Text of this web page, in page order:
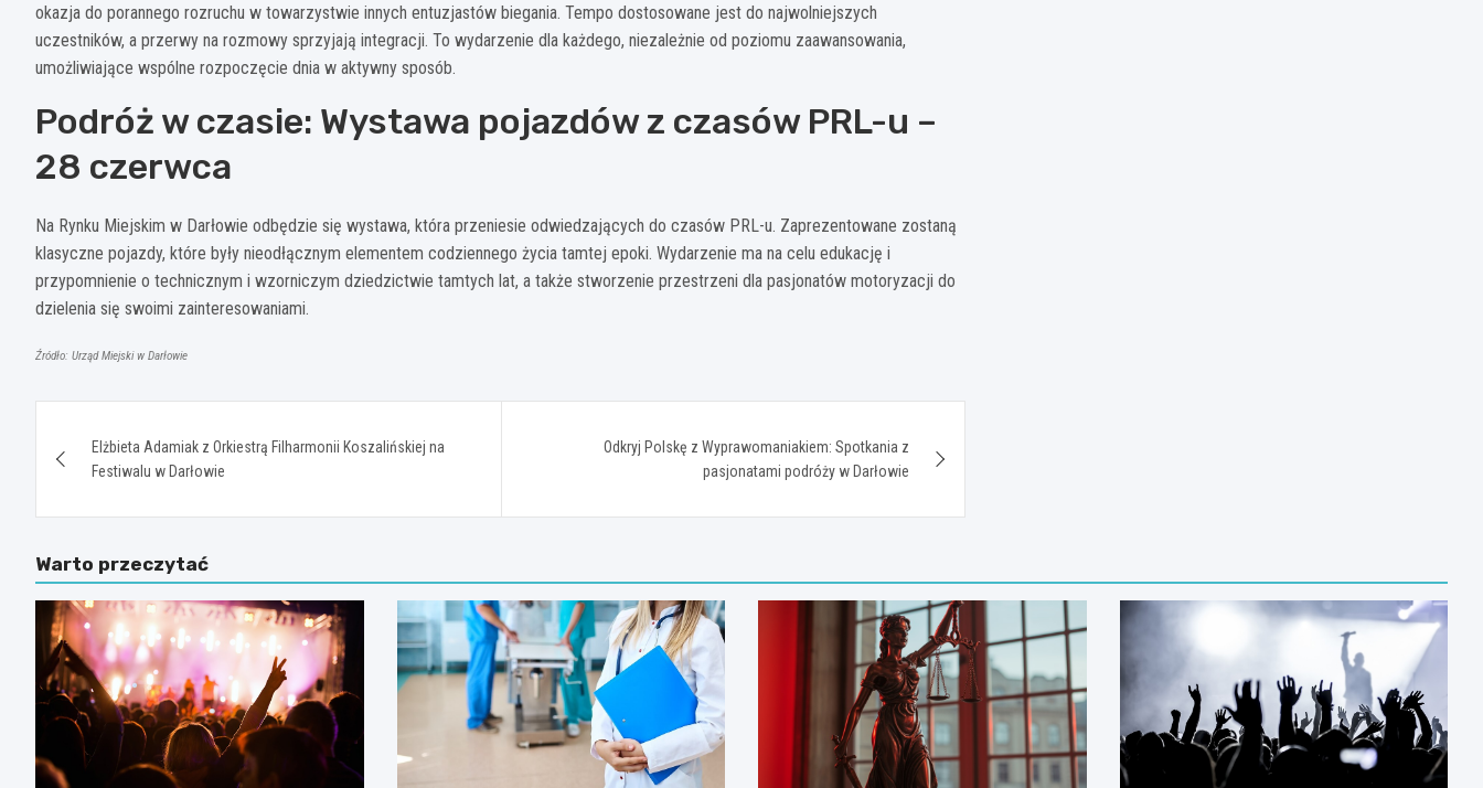
okazja do porannego rozruchu w towarzystwie innych entuzjastów biegania. Tempo dostosowane jest do najwolniejszych
uczestników, a przerwy na rozmowy sprzyjają integracji. To wydarzenie dla każdego, niezależnie od poziomu zaawansowania,
umożliwiające wspólne rozpoczęcie dnia w aktywny sposób.
Podróż w czasie: Wystawa pojazdów z czasów PRL-u –
28 czerwca
Na Rynku Miejskim w Darłowie odbędzie się wystawa, która przeniesie odwiedzających do czasów PRL-u. Zaprezentowane zostaną
klasyczne pojazdy, które były nieodłącznym elementem codziennego życia tamtej epoki. Wydarzenie ma na celu edukację i
przypomnienie o technicznym i wzorniczym dziedzictwie tamtych lat, a także stworzenie przestrzeni dla pasjonatów motoryzacji do
dzielenia się swoimi zainteresowaniami.
Źródło: Urząd Miejski w Darłowie
wpisuElżbieta Adamiak z Orkiestrą Filharmonii Koszalińskiej na
Festiwalu w Darłowie
Odkryj Polskę z Wyprawomaniakiem: Spotkania z
pasjonatami podróży w Darłowie
Warto przeczytać